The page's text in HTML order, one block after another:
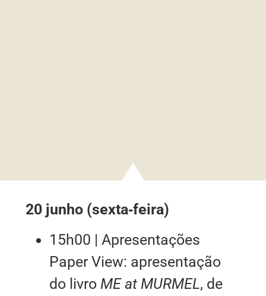
20 junho (sexta‑feira)
15h00 | Apresentações
Paper View: apresentação
do livro ME at MURMEL, de